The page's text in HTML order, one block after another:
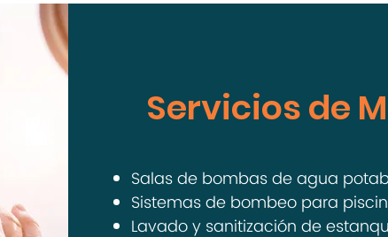
Servicios de
Salas de bombas de agua
Sistemas de bombeo para
Lavado y sanitización de